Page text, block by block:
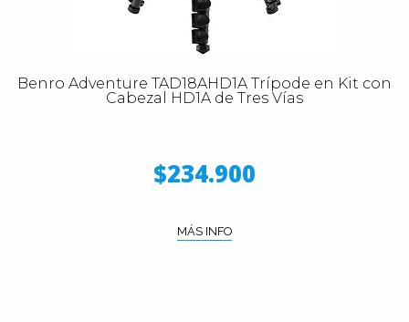
Benro Adventure TAD18AHD1A Trípode en Kit con
Cabezal HD1A de Tres Vías
$234.900
MÁS INFO